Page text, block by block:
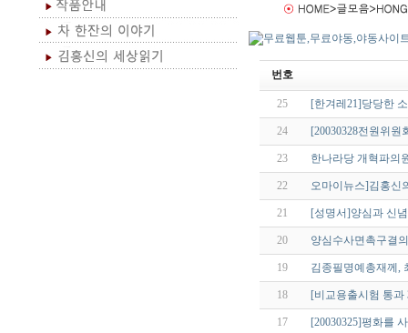
번호
25 [한겨레21]당당한
24 [20030328전원위
23 한나라당 개혁파의
22 오마이뉴스]김홍신
21 [성명서]양심과 신
20 양심수사면촉구결
19 김종필명예총재께,
18 [비교용출시험 통
17 [20030325]평화를